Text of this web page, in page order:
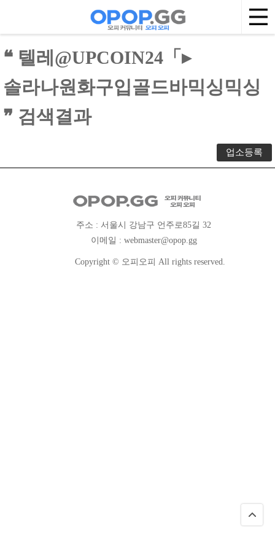
❝ 텔레@UPCOIN24「▸
솔라나원화구입골드바믹싱믹싱
❞ 검색결과
업소등록
주소 : 서울시 강남구 언주로85길 32
이메일 : webmaster@opop.gg
Copyright © 오피오피 All rights reserved.